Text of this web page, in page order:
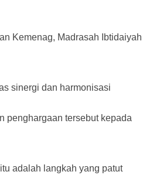
Kemenag, Madrasah Ibtidaiyah
sinergi dan harmonisasi
penghargaan tersebut kepada
adalah langkah yang patut